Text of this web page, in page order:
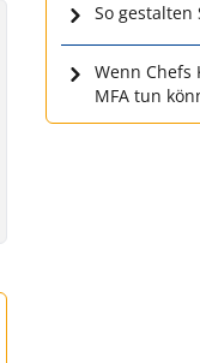
So gestalten
Wenn Chefs
MFA tun